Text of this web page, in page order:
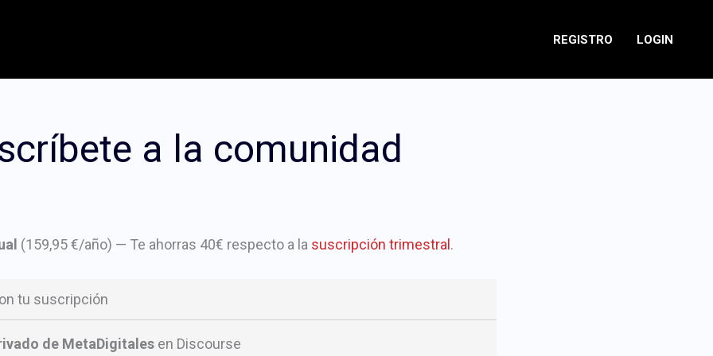
REGISTRO LOGIN
a la comunidad
(159,95 €/año) — Te ahorras 40€ respecto a la suscripción trimestral .
tu suscripción
de MetaDigitalesen Discourse